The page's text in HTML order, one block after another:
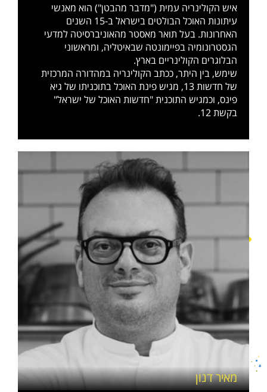
איש הקולינריה עמית ("מדבר מהבטן") הוא מאנשי
עיתונות האוכל הבולטים בישראל ב-15 השנים
האחרונות. בעל תואר מאסטר מהאוניברסיטה למדעי
הגסטרונומיה בפיימונטה שבאיטליה, ומראשוני
הבלוגרים הקולינריים בארץ.
שימש, בין היתר, ככתב הקולינריה במהדורה המרכזית
של חדשות 13, מגיש פינת האוכל בתוכניתו של גיא
פינס, וכמגיש התוכנית "חדשות האוכל של ישראל"
בקשת 12.
מאיר דנון